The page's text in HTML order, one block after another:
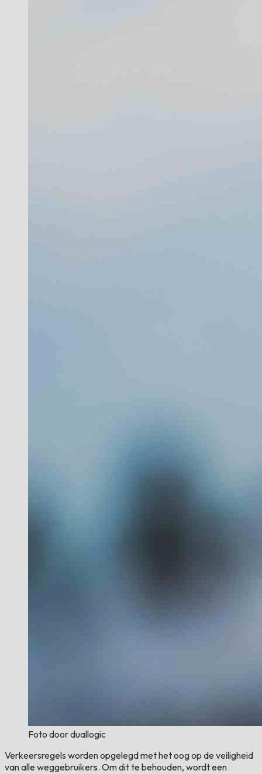
Foto door duallogic
Verkeersregels worden opgelegd met het oog op de veiligheid
van alle weggebruikers. Om dit te behouden, wordt een